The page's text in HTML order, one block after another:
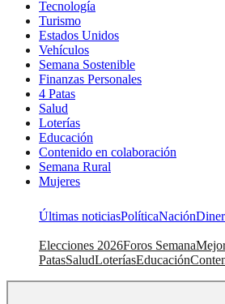
Tecnología
Turismo
Estados Unidos
Vehículos
Semana Sostenible
Finanzas Personales
4 Patas
Salud
Loterías
Educación
Contenido en colaboración
Semana Rural
Mujeres
Últimas noticiasPolíticaNación
Elecciones 2026Foros Semana
PatasSaludLoteríasEducación